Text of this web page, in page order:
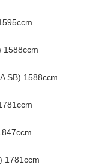
1588ccm
SB) 1588ccm
1781ccm